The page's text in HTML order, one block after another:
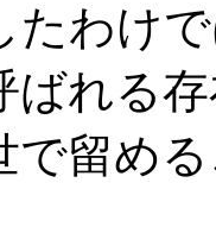
たわけ
れる
で留め